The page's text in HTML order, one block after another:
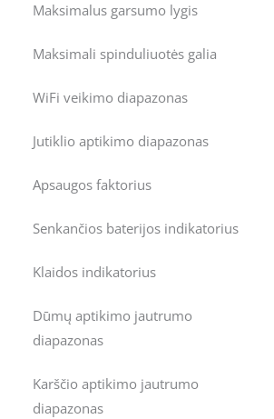
Maksimalus garsumo lygis
Maksimali spinduliuotės galia
WiFi veikimo diapazonas
Jutiklio aptikimo diapazonas
Apsaugos faktorius
Senkančios baterijos indikatorius
Klaidos indikatorius
Dūmų aptikimo jautrumo
diapazonas
Karščio aptikimo jautrumo
diapazonas